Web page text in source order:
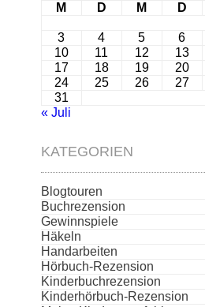
M
D M D
3
4 5 6
10
11 12 13
17
18 19 20
24
25 26 27
31
« Juli
KATEGORIEN
Blogtouren
Buchrezension
Gewinnspiele
Häkeln
Handarbeiten
Hörbuch-Rezension
Kinderbuchrezension
Kinderhörbuch-Rezension